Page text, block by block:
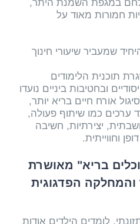
במגפת השמנת היתר,
חמורות מאוד על
שמעביר שיעורי חינוך
תוכנית הלימודים
ובחטיבות ביניים נועדו
אורח חיים בריא יותר,
ערכים כמו שיתוף פעולה,
יצירתיות, חשיבה
וחווייתית.
בריא" מאושרת
והמחלקה הפדגוגית
לומדים הילדים אודות